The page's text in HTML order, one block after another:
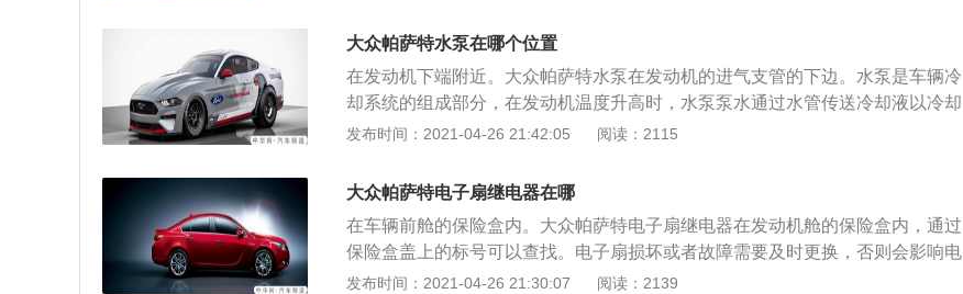
下： 1、将车辆停稳并熄火，待冷却液温度降下来后打开膨胀水壶并加注水箱清
洗剂； 2、启动发动机，直至散热风扇工作后再怠速运转5--10分钟； 3、熄火并
将车辆前保险杠卸下。拆卸时一定要确保所有固定螺丝均已拧下，同时再缓慢的
由两端向中间慢慢拆卸，切不要将固定卡扣弄断；4、确保冷却液温度完全冷却
过后将水箱清洗剂随着冷却液一同排出，最后再更换新的发动机冷却液。 (汽车
大众帕萨特水泵在哪个位置
在发动机下端附近。大众帕萨特水泵在发动机的进气支管的下边。水泵是车辆冷
却系统的组成部分，在发动机温度升高时，水泵泵水通过水管传送冷却液以冷却
发动机，若水泵出现漏水灯故障现象会导致发动机无法及时降温，严重时会造成
不循环，会出现冷却液开锅现象； 2、发动机靠近水泵部位漏水。漏冷却液会在
水泵通风孔上留下冷却液颜色的痕迹，导致缺少冷却液后水温高等症状的出现；
3、发动机工作时水泵出现异响。水泵出现异响可能是由于内部有异物，或者轴
承磨损引起。 （中华网汽车auto.china.com原创）
发布时间：2021-04-26 21:42:05 阅读：2115
大众帕萨特电子扇继电器在哪
在车辆前舱的保险盒内。大众帕萨特电子扇继电器在发动机舱的保险盒内，通过
保险盒盖上的标号可以查找。电子扇损坏或者故障需要及时更换，否则会影响电
子扇的正常运转。电子扇继电器的作用相当于电子扇的电源开关，当温度达到一
发布时间：2021-04-26 21:30:07 阅读：2139